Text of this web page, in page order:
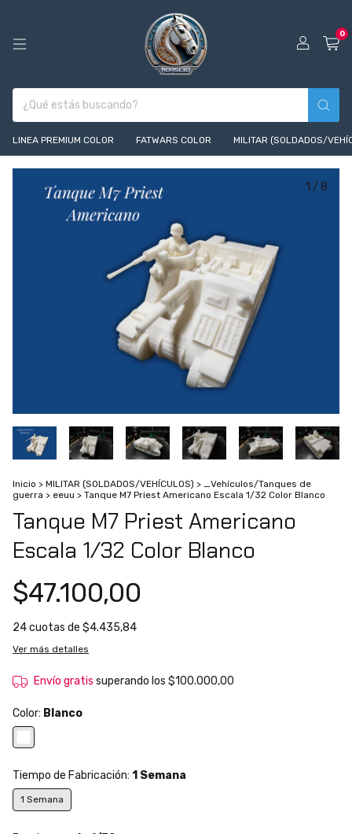
0
LINEA PREMIUM COLOR FATWARS COLOR MILITAR (SOLDADOS/
1 / 8
Inicio > MILITAR (SOLDADOS/VEHÍCULOS) > _Vehículos/Tanques de
guerra > eeuu > Tanque M7 Priest Americano Escala 1/32 Color Blanco
Tanque M7 Priest Americano
Escala 1/32 Color Blanco
$47.100,00
24cuotas de $4.435,84
Ver más detalles
Envío gratis superando los $100.000,00
Color: Blanco
Tiempo de Fabricación: 1 Semana
1 Semana